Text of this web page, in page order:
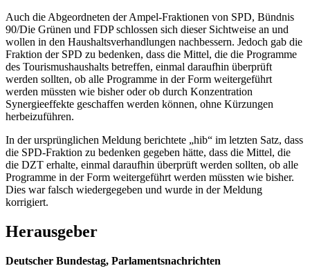
Auch die Abgeordneten der Ampel-Fraktionen von SPD, Bündnis
90/Die Grünen und FDP schlossen sich dieser Sichtweise an und
wollen in den Haushaltsverhandlungen nachbessern. Jedoch gab die
Fraktion der SPD zu bedenken, dass die Mittel, die die Programme
des Tourismushaushalts betreffen, einmal daraufhin überprüft
werden sollten, ob alle Programme in der Form weitergeführt
werden müssten wie bisher oder ob durch Konzentration
Synergieeffekte geschaffen werden können, ohne Kürzungen
herbeizuführen.
In der ursprünglichen Meldung berichtete „hib“ im letzten Satz, dass
die SPD-Fraktion zu bedenken gegeben hätte, dass die Mittel, die
die DZT erhalte, einmal daraufhin überprüft werden sollten, ob alle
Programme in der Form weitergeführt werden müssten wie bisher.
Dies war falsch wiedergegeben und wurde in der Meldung
korrigiert.
Herausgeber
Deutscher Bundestag, Parlamentsnachrichten